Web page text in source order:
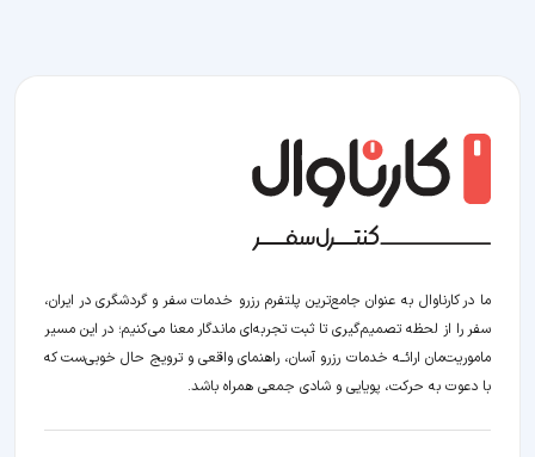
ما در کارناوال به عنوان جامع‌ترین پلتفرم رزرو خدمات سفر و گردشگری در ایران،
سفر را از لحظه‌ تصمیم‌گیری تا ثبت تجربه‌ای ماندگار معنا می‌کنیم؛ در این مسیر‍
ماموریت‌مان اراﺋــﻪ خدمات رزرو آسان، راهنمای واقعی و ترویج حال خوبی‌ست که
با دعوت به حرکت، پویایی و شادی جمعی همراه باشد.